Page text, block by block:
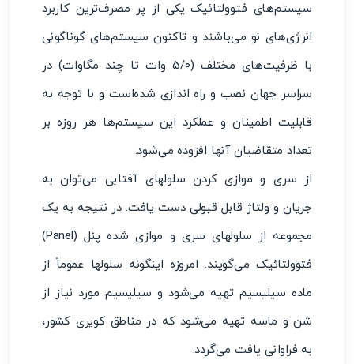
سیستم‌های فتوولتائیک یکی از پر مصرف‌ترین کاربرد
انرژی‌های نو می‌باشند و تاکنون سیستم‌های گوناگونی
با ظرفیت‌های مختلف (۵/۰ وات تا چند مگاوات) در
سراسر جهان نصب و راه اندازی شده‌است و با توجه به
قابلیت اطمینان و عملکرد این سیستم‌ها هر روزه بر
تعداد متقاضیان آنها افزوده می‌شود.
از سری و موازی کردن سلولهای آفتابی می‌توان به
جریان و ولتاژ قابل قبولی دست یافت. در نتیجه به یک
مجموعه از سلولهای سری و موازی شده پنل (Panel)
فتوولتائیک می‌گویند. امروزه اینگونه سلولها عموماً از
ماده سیلیسیم تهیه می‌شود و سیلیسیم مورد نیاز از
شن و ماسه تهیه می‌شود که در مناطق کویری کشور،
به فراوانی یافت می‌گردد.